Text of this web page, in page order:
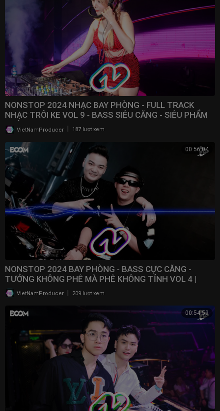
NONSTOP 2024 NHẠC BAY PHÒNG - FULL TRACK
NHẠC TRÔI KE VOL 9 - BASS SIÊU CĂNG - SIÊU PHẨM
PHÒNG BAY
VietNamProducer 187 lượt xem
00:56:04
NONSTOP 2024 BAY PHÒNG - BASS CỰC CĂNG -
TƯỞNG KHÔNG PHÊ MÀ PHÊ KHÔNG TỈNH VOL 4 |
NONSTOP VN
VietNamProducer 209 lượt xem
00:54:59